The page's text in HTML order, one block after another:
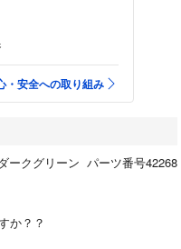
・安全への取り組み
クグリーン パーツ番号42268
か？？